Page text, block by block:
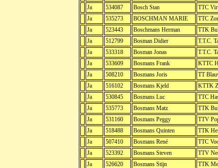
Ja
534087 Bosch Stan
TTC
Ja
535273 BOSCHMAN MARIE
TTC
Ja
523443 Boschmans Herman
TTK
Ja
512799 Bosman Didier
T.T.C.
Ja
533318 Bosman Jonas
T.T.C.
Ja
533609 Bosmans Frank
KTTC
Ja
508210 Bosmans Joris
TT
Ja
516102 Bosmans Kjeld
KTTK
Ja
530845 Bosmans Luc
TTC
Ja
535773 Bosmans Matz
TTK
Ja
531160 Bosmans Peggy
TTV
Ja
518488 Bosmans Quinten
TTK
Ja
507410 Bosmans René
TTC
Ja
523392 Bosmans Steven
TTV
Ja
526620 Bosmans Stijn TTK